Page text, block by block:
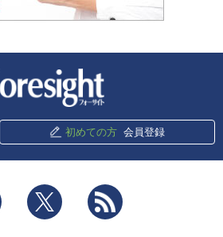
初めての方 会員登録
Facebook Twitter